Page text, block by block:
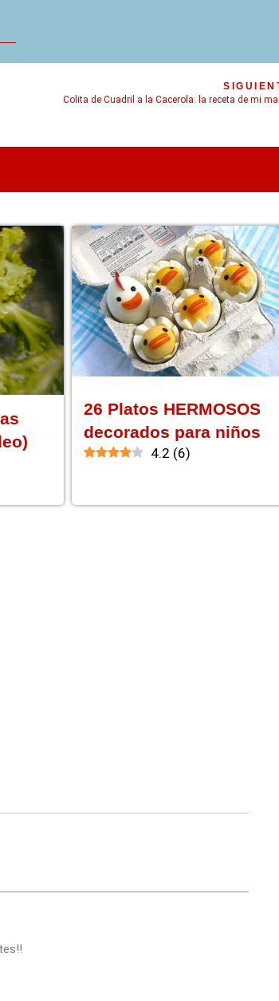
Colita de Cuadril a la Cacerola: la receta de mi
26 Platos HERMOSOS
decorados para niños
4.2 (6)